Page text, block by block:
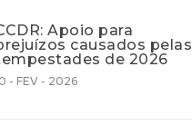
Apoio para
causados pelas
de 2026
- FEV - 2026